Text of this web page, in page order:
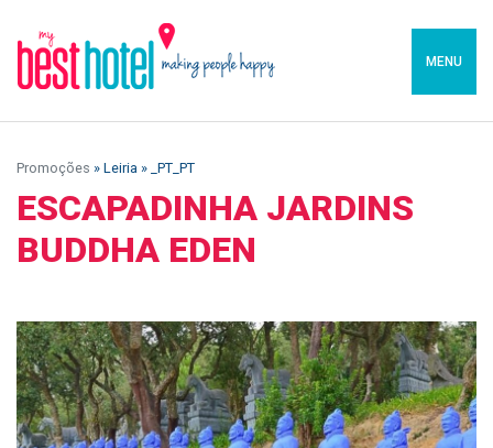
MENU
Promoções » Leiria » _PT_PT
ESCAPADINHA JARDINS
BUDDHA EDEN